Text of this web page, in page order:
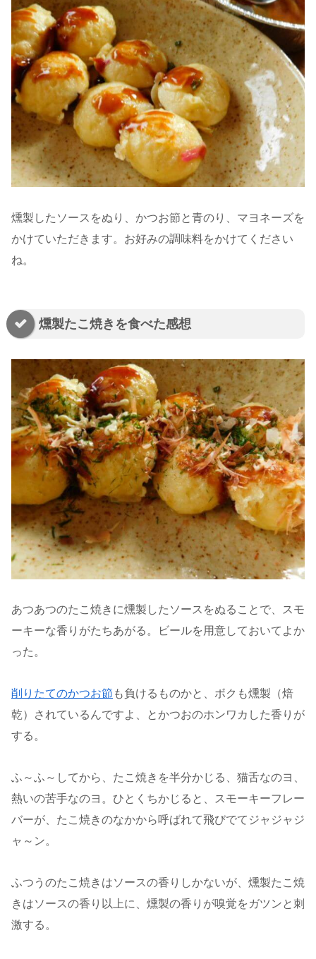
燻製したソースをぬり、かつお節と青のり、マヨネーズを
かけていただきます。お好みの調味料をかけてください
ね。
燻製たこ焼きを食べた感想
あつあつのたこ焼きに燻製したソースをぬることで、スモ
ーキーな香りがたちあがる。ビールを用意しておいてよか
った。
削りたてのかつお節 も負けるものかと、ボクも燻製（焙
乾）されているんですよ、とかつおのホンワカした香りが
する。
ふ～ふ～してから、たこ焼きを半分かじる、猫舌なのヨ、
熱いの苦手なのヨ。ひとくちかじると、スモーキーフレー
バーが、たこ焼きのなかから呼ばれて飛びでてジャジャジ
ャ～ン。
ふつうのたこ焼きはソースの香りしかないが、燻製たこ焼
きはソースの香り以上に、燻製の香りが嗅覚をガツンと刺
激する。